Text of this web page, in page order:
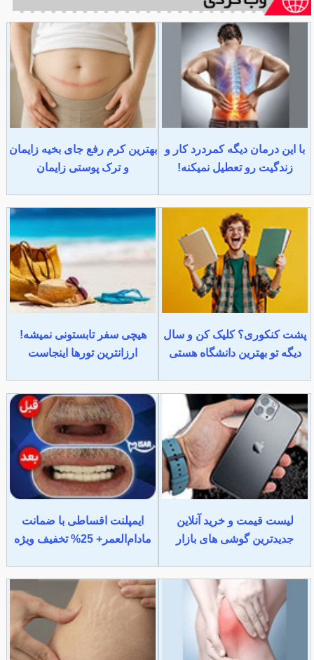
با این درمان دیگه کمردرد کار و
زندگیت رو تعطیل نمیکنه!
بهترین کرم رفع جای بخیه زایمان
و ترک پوستی زایمان
پشت کنکوری؟ کلیک کن و سال
دیگه تو بهترین دانشگاه هستی
هیچی سفر تابستونی نمیشه!
ارزانترین تورها اینجاست
لیست قیمت و خرید آنلاین
جدیدترین گوشی های بازار
ایمپلنت اقساطی با ضمانت
مادام‌العمر+ 25% تخفیف ویژه